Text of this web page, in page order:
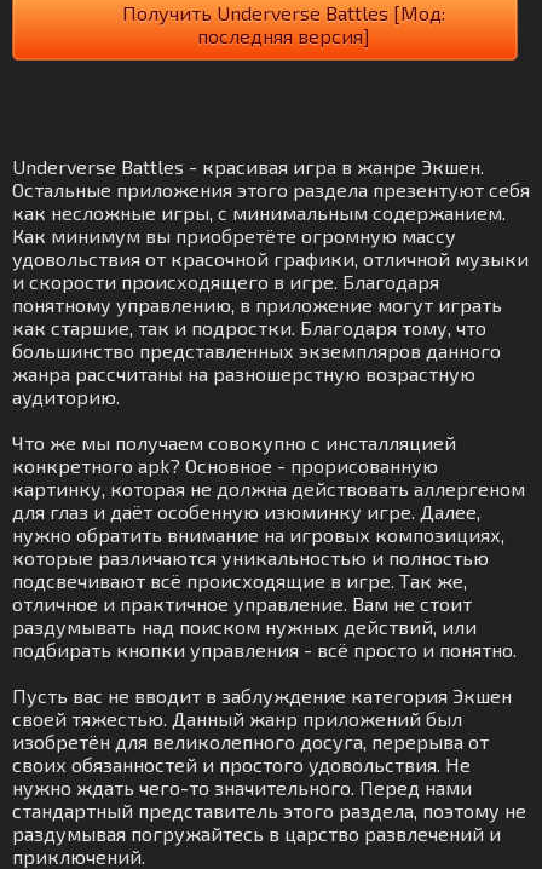
Получить Underverse Battles [Мод:
последняя версия]
Underverse Battles - красивая игра в жанре Экшен.
Остальные приложения этого раздела презентуют себя
как несложные игры, с минимальным содержанием.
Как минимум вы приобретёте огромную массу
удовольствия от красочной графики, отличной музыки
и скорости происходящего в игре. Благодаря
понятному управлению, в приложение могут играть
как старшие, так и подростки. Благодаря тому, что
большинство представленных экземпляров данного
жанра рассчитаны на разношерстную возрастную
аудиторию.
Что же мы получаем совокупно с инсталляцией
конкретного apk? Основное - прорисованную
картинку, которая не должна действовать аллергеном
для глаз и даёт особенную изюминку игре. Далее,
нужно обратить внимание на игровых композициях,
которые различаются уникальностью и полностью
подсвечивают всё происходящие в игре. Так же,
отличное и практичное управление. Вам не стоит
раздумывать над поиском нужных действий, или
подбирать кнопки управления - всё просто и понятно.
Пусть вас не вводит в заблуждение категория Экшен
своей тяжестью. Данный жанр приложений был
изобретён для великолепного досуга, перерыва от
своих обязанностей и простого удовольствия. Не
нужно ждать чего-то значительного. Перед нами
стандартный представитель этого раздела, поэтому не
раздумывая погружайтесь в царство развлечений и
приключений.